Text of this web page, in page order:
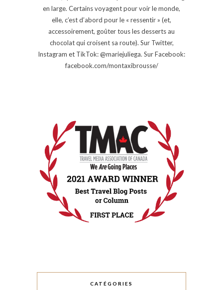
en large. Certains voyagent pour voir le monde,
elle, c’est d’abord pour le « ressentir » (et,
accessoirement, goûter tous les desserts au
chocolat qui croisent sa route). Sur Twitter,
Instagram et TikTok: @mariejuliega. Sur Facebook:
facebook.com/montaxibrousse/
CATÉGORIES